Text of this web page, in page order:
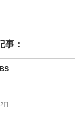
事：
日